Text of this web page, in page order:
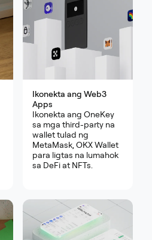
Ikonekta ang Web3
Apps
Ikonekta ang OneKey
sa mga third-party na
wallet tulad ng
MetaMask, OKX Wallet
para ligtas na lumahok
sa DeFi at NFTs.